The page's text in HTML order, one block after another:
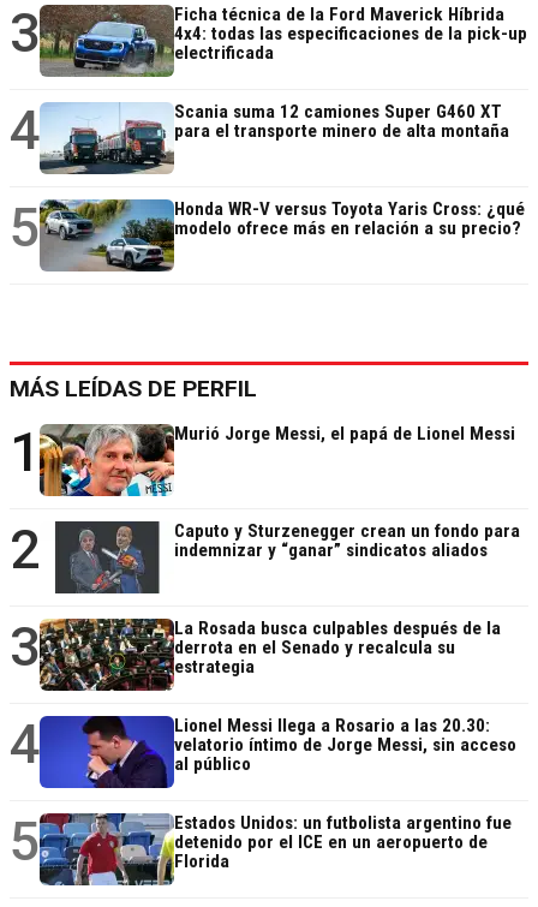
3
Ficha técnica de la Ford Maverick Híbrida
4x4: todas las especificaciones de la pick-up
electrificada
4
Scania suma 12 camiones Super G460 XT
para el transporte minero de alta montaña
5
Honda WR-V versus Toyota Yaris Cross: ¿qué
modelo ofrece más en relación a su precio?
MÁS LEÍDAS DE PERFIL
1 Murió Jorge Messi, el papá de Lionel Messi
2
Caputo y Sturzenegger crean un fondo para
indemnizar y “ganar” sindicatos aliados
3
La Rosada busca culpables después de la
derrota en el Senado y recalcula su
estrategia
4
Lionel Messi llega a Rosario a las 20.30:
velatorio íntimo de Jorge Messi, sin acceso
al público
5
Estados Unidos: un futbolista argentino fue
detenido por el ICE en un aeropuerto de
Florida